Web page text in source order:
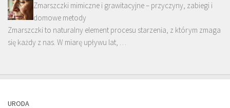
Zmarszczki mimiczne i grawitacyjne – przyczyny, zabiegi i
domowe metody
Zmarszczki to naturalny element procesu starzenia, z którym zmaga
się każdy z nas. W miarę upływu lat, …
URODA